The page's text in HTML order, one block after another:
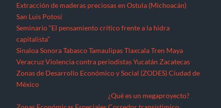
Extracción de maderas preciosas en Ostula (Michoacán)
San Luis Potosí
Seminario “El pensamiento crítico frente a la hidra
capitalista”
Sinaloa Sonora Tabasco Tamaulipas Tlaxcala Tren Maya
Veracruz Violencia contra periodistas Yucatán Zacatecas
Zonas de Desarrollo Económico y Social (ZODES) Ciudad de
México
¿Qué es un megaproyecto?